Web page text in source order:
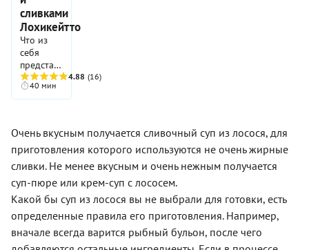
вполне
оправдано.
Убедитесь
черным
ромом,
фасолью
и даже
капустой.
Где-то
суп варят
со свежей
пикшей, а
где-то с
мукой
очень
популярен
у
Они
варят
«Лохикейтто»
только из
красной
сливками
Лохикейтто
Что из
себя
представляет
финский
суп с
лососем
«Лохикейтто»?
По сути
это та же
только
более
презентабельная
быстрая в
4.88 (16)
40 мин
Очень вкусным получается сливочный суп из лосося, для
приготовления которого используются не очень жирные
сливки. Не менее вкусным и очень нежным получается
суп-пюре или крем-суп с лососем.
Какой бы суп из лосося вы не выбрали для готовки, есть
определенные правила его приготовления. Например,
вначале всегда варится рыбный бульон, после чего